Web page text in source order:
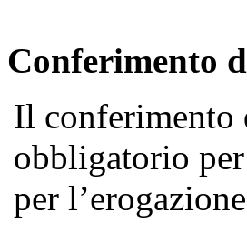
Conferimento
Il conferimento
obbligatorio
per